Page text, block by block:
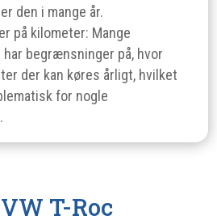
den i mange år.
på kilometer: Mange
har begrænsninger på, hvor
der kan køres årligt, hvilket
for nogle
T-Roc